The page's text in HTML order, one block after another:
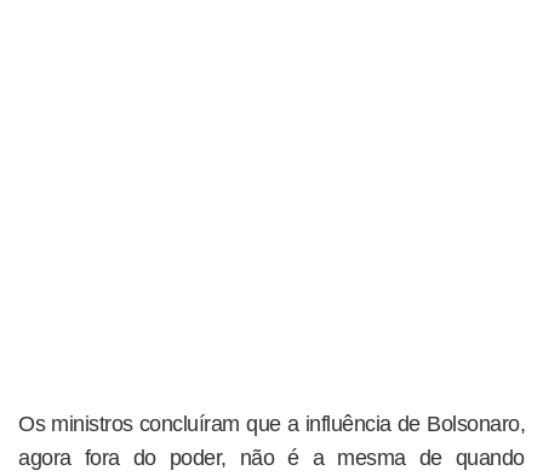
Os ministros concluíram que a influência de Bolsonaro,
agora fora do poder, não é a mesma de quando